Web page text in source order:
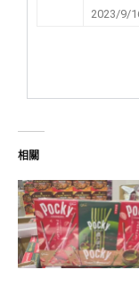
2023/9/
相關